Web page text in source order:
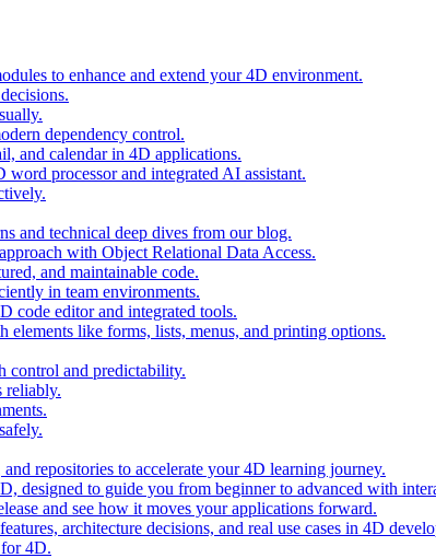
to enhance and extend your 4D environment.
dependency control.
and calendar in 4D applications.
processor and integrated AI assistant.
and technical deep dives from our blog.
with Object Relational Data Access.
and maintainable code.
in team environments.
code editor and integrated tools.
elements like forms, lists, menus, and printing options.
control and predictability.
reliably.
repositories to accelerate your 4D learning journey.
designed to guide you from beginner to advanced with
and see how it moves your applications forward.
architecture decisions, and real use cases in 4D
4D.